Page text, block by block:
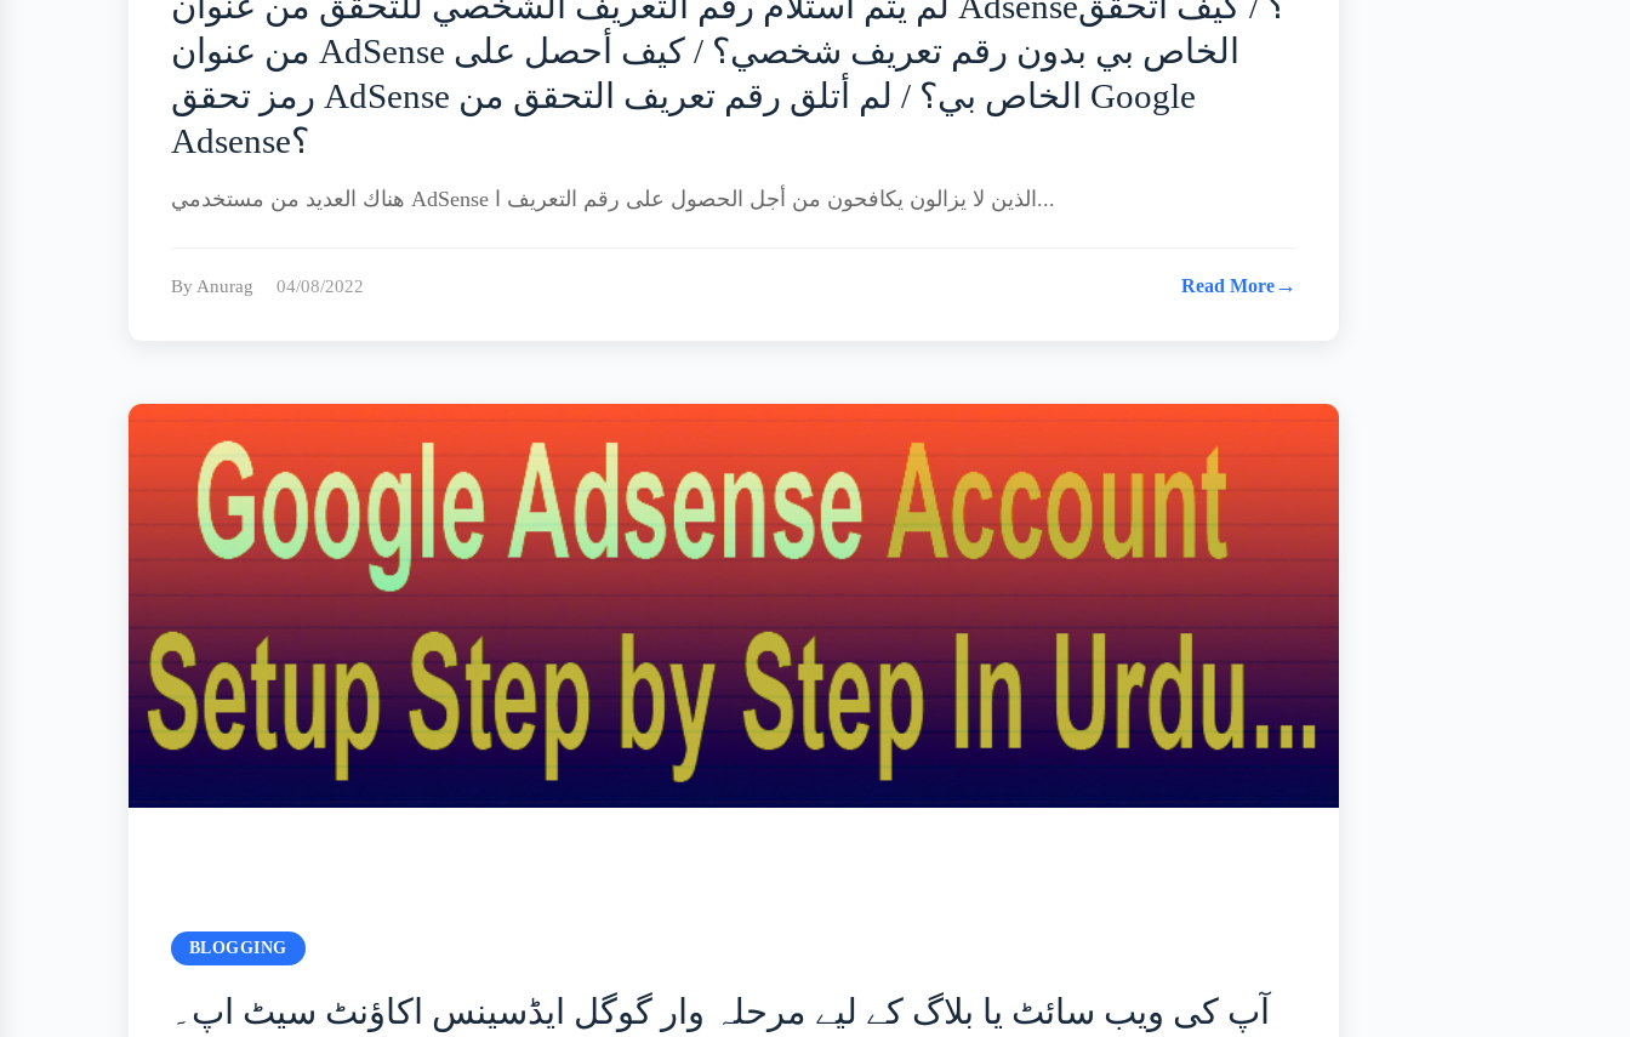
من عنوان AdSense الخاص بي بدون رقم تعريف شخصي؟ / كيف أحصل على
رمز تحقق AdSense الخاص بي؟ / لم أتلق رقم تعريف التحقق من Google
Adsense؟
هناك العديد من مستخدمي AdSense الذين لا يزالون يكافحون من أجل الحصول على رقم التعريف ا...
By Anurag 04/08/2022 Read More→
BLOGGING
آپ کی ویب سائٹ یا بلاگ کے لیے مرحلہ وار گوگل ایڈسینس اکاؤنٹ سیٹ اپ۔